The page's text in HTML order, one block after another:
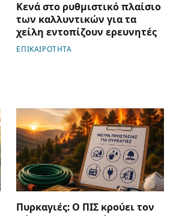
Κενά στο ρυθμιστικό πλαίσιο
των καλλυντικών για τα
χείλη εντοπίζουν ερευνητές
ΕΠΙΚΑΙΡΟΤΗΤΑ
Πυρκαγιές: Ο ΠΙΣ κρούει τον